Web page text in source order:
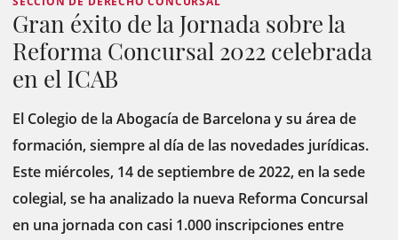
Gran éxito de la Jornada sobre la
Reforma Concursal 2022 celebrada
en el ICAB
El Colegio de la Abogacía de Barcelona y su área de
formación, siempre al día de las novedades jurídicas.
Este miércoles, 14 de septiembre de 2022, en la sede
colegial, se ha analizado la nueva Reforma Concursal
en una jornada con casi 1.000 inscripciones entre